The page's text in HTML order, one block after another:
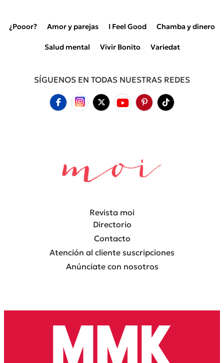
¿Pooor? Amor y parejas I Feel Good Chamba y dinero
Salud mental Vivir Bonito Variedat
SÍGUENOS EN TODAS NUESTRAS REDES
Revista moi
Directorio
Contacto
Atención al cliente suscripciones
Anúnciate con nosotros